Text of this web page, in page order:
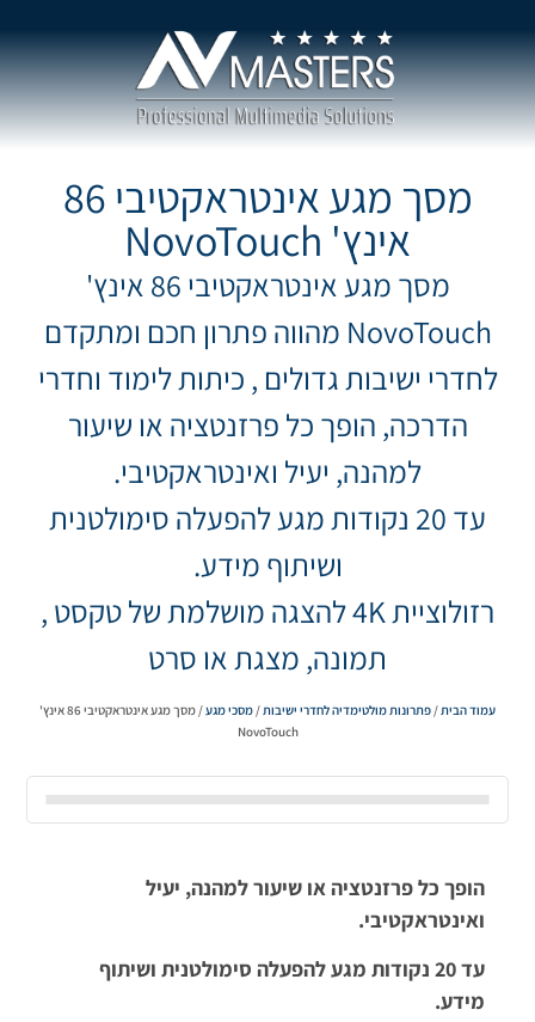
מסך מגע אינטראקטיבי 86
אינץ' NovoTouch
מסך מגע אינטראקטיבי 86 אינץ'
NovoTouch מהווה פתרון חכם ומתקדם
לחדרי ישיבות גדולים , כיתות לימוד וחדרי
הדרכה, הופך כל פרזנטציה או שיעור
למהנה, יעיל ואינטראקטיבי.
עד 20 נקודות מגע להפעלה סימולטנית
ושיתוף מידע.
רזולוציית 4K להצגה מושלמת של טקסט ,
תמונה, מצגת או סרט
עמוד הבית / פתרונות מולטימדיה לחדרי ישיבות / מסכי מגע
/ מסך מגע אינטראקטיבי 86 אינץ'
NovoTouch
הופך כל פרזנטציה או שיעור למהנה, יעיל
ואינטראקטיבי.
עד 20 נקודות מגע להפעלה סימולטנית ושיתוף
מידע.